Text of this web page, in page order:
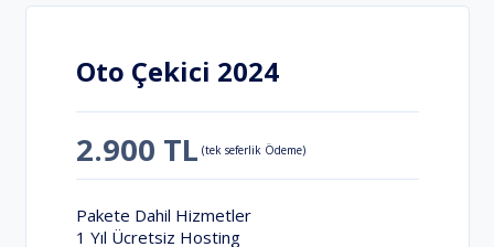
Oto Çekici 2024
2.900 TL (tek seferlik Ödeme)
Pakete Dahil Hizmetler
1 Yıl Ücretsiz Hosting